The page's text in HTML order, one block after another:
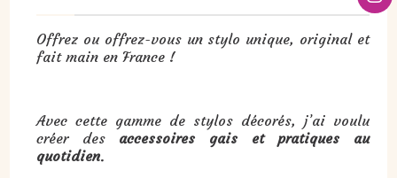
Offrez ou offrez-vous un stylo unique, original et
fait main en France !
Avec cette gamme de stylos décorés, j’ai voulu
créer des accessoires gais et pratiques au
quotidien.